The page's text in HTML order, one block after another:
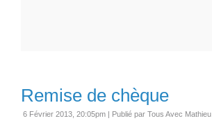
Remise de chèque
6 Février 2013, 20:05pm | Publié par Tous Avec Mathieu